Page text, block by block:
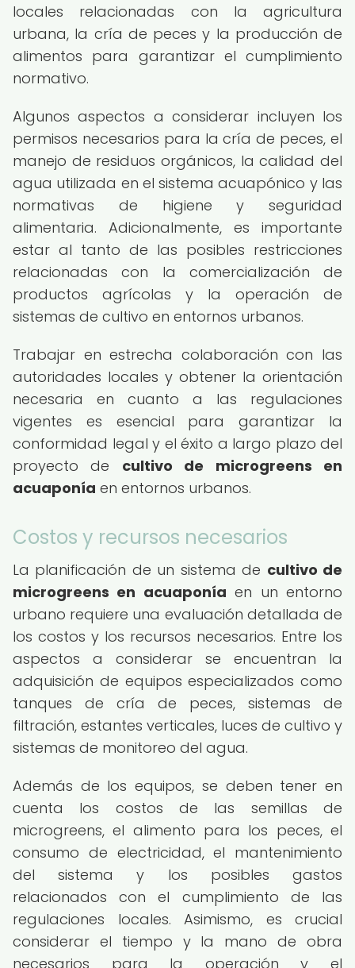
locales relacionadas con la agricultura
urbana, la cría de peces y la producción de
alimentos para garantizar el cumplimiento
normativo.
Algunos aspectos a considerar incluyen los
permisos necesarios para la cría de peces, el
manejo de residuos orgánicos, la calidad del
agua utilizada en el sistema acuapónico y las
normativas de higiene y seguridad
alimentaria. Adicionalmente, es importante
estar al tanto de las posibles restricciones
relacionadas con la comercialización de
productos agrícolas y la operación de
sistemas de cultivo en entornos urbanos.
Trabajar en estrecha colaboración con las
autoridades locales y obtener la orientación
necesaria en cuanto a las regulaciones
vigentes es esencial para garantizar la
conformidad legal y el éxito a largo plazo del
proyecto de cultivo de microgreens en
acuaponía en entornos urbanos.
Costos y recursos necesarios
La planificación de un sistema de cultivo de
microgreens en acuaponía en un entorno
urbano requiere una evaluación detallada de
los costos y los recursos necesarios. Entre los
aspectos a considerar se encuentran la
adquisición de equipos especializados como
tanques de cría de peces, sistemas de
filtración, estantes verticales, luces de cultivo y
sistemas de monitoreo del agua.
Además de los equipos, se deben tener en
cuenta los costos de las semillas de
microgreens, el alimento para los peces, el
consumo de electricidad, el mantenimiento
del sistema y los posibles gastos
relacionados con el cumplimiento de las
regulaciones locales. Asimismo, es crucial
considerar el tiempo y la mano de obra
necesarios para la operación y el